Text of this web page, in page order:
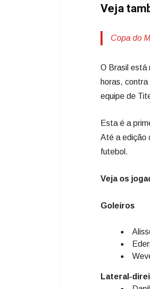
Veja
Copa do
O Brasil está
horas,
equipe de
Esta é a
Até a edição
futebol.
Veja os
Goleiros
Lateral-